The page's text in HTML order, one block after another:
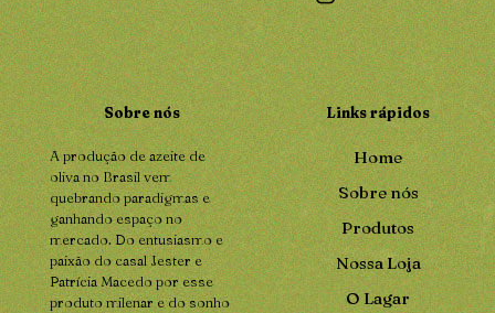
Sobre nós
A produção de azeite de
oliva no Brasil vem
quebrando paradigmas e
ganhando espaço no
mercado. Do entusiasmo e
paixão do casal Jester e
Patrícia Macedo por esse
produto milenar e do sonho
Links rápidos
Home
Sobre nós
Produtos
Nossa Loja
O Lagar